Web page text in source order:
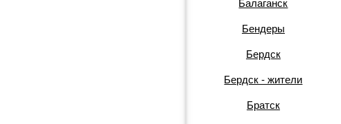
Балаганск
Бендеры
Бердск
Бердск - жители
Братск